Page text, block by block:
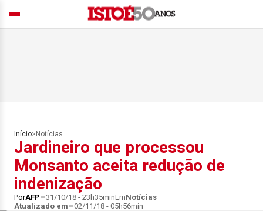
Início> Notícias
Jardineiro que processou
Monsanto aceita redução de
indenização
PorAFP 31/10/18 - 23h35minEmNotícias
Atualizado em
02/11/18 - 05h56min